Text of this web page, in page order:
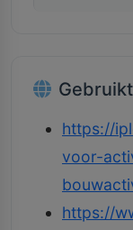
https://
voor-
https://